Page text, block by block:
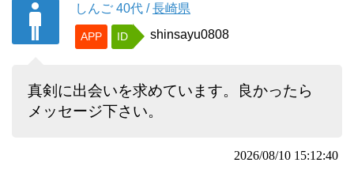
しんご 40代 /長崎県
APP ID shinsayu0808
真剣に出会いを求めています。良かったら
メッセージ下さい。
2026/08/10 15:12:40